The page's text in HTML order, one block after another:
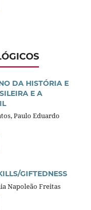
DA HISTÓRIA E
E A
Paulo Eduardo
GIFTEDNESS
Napoleão Freitas